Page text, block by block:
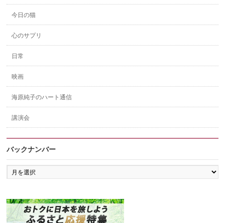
今日の猫
心のサプリ
日常
映画
海原純子のハート通信
講演会
バックナンバー
バ
ッ
ン
バ
ー